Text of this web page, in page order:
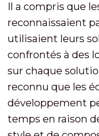
Il a compris que
reconnaissaient
utilisaient leurs
confrontés à des
sur chaque
reconnu que les
développement
temps en raison